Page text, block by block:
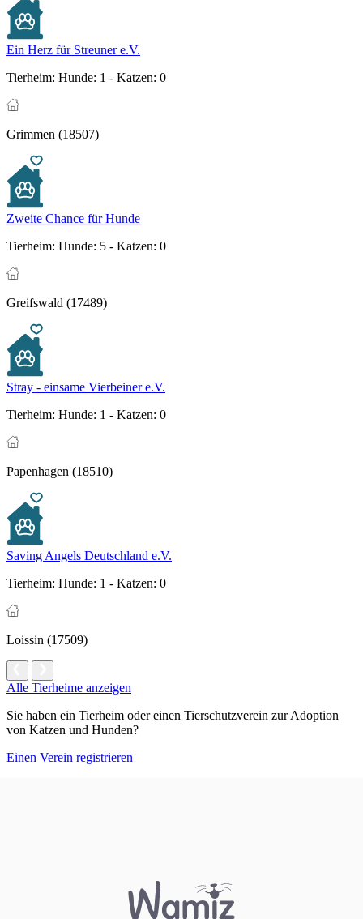
Ein Herz für Streuner e.V.
Tierheim: Hunde: 1 - Katzen: 0
Grimmen (18507)
Zweite Chance für Hunde
Tierheim: Hunde: 5 - Katzen: 0
Greifswald (17489)
Stray - einsame Vierbeiner e.V.
Tierheim: Hunde: 1 - Katzen: 0
Papenhagen (18510)
Saving Angels Deutschland e.V.
Tierheim: Hunde: 1 - Katzen: 0
Loissin (17509)
Alle Tierheime anzeigen
Sie haben ein Tierheim oder einen Tierschutzverein zur Adoption
von Katzen und Hunden?
Einen Verein registrieren